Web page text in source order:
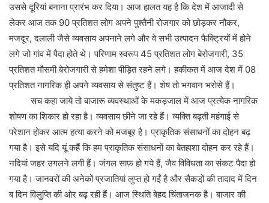
उससे दूरियां बनाना प्रारंभ कर दिया। आज हालत यह है कि देश में आजादी से
लेकर आज तक 90 प्रतिशत लोग अपने पुश्तैनी रोजगार को छोड़कर नौकर,
मजदूर, दलाली जैसे व्यवसाय अपनाने लगे और वे सभी उत्पादन फैक्ट्रियों में होने
लगे जो गांव में पैदा होते थे। परिणाम स्वरूप 45 प्रतिशत लोग बेरोजगारी, 35
प्रतिशत मौसमी बेरोजगारी से हमेशा पीड़ित रहने लगे। हकीकत में आज देश में 08
प्रतिशत नागरिक ही अपने व्यवसाय से संतुष्ट हैं। शेष तो भगवान भरोसे हैं।
सच कहा जाये तो बाजारू व्यवस्थाओं के मकड़जाल में आज प्रत्येक नागरिक
शोषण का शिकार हो रहा है। व्यवसाय छीने जा रहे हैं। व्यक्ति बढ़ती महंगाई से
परेशान होकर आत्म हत्या करने को मजबूर है। प्राकृतिक संसाधनों का दोहन बढ़
गया है। इसे यदि यूं कहैं कि हम प्राकृतिक संसाधनों का बेतहाशा दोहन कर रहे हैं।
नदियां जहर उगलने लगी हैं। जंगल साफ़ हो गये हैं, जैव विविधता का संकट पैदा हो
गया है। जानवरों की अनेकों प्रजातियां लुप्त हो गईं है और सैकडो़ं की तादाद में दिन
ब दिन विलुप्ति की ओर बढ़ रही हैं। आज स्थिति बेहद चिंताजनक है। बाजार की